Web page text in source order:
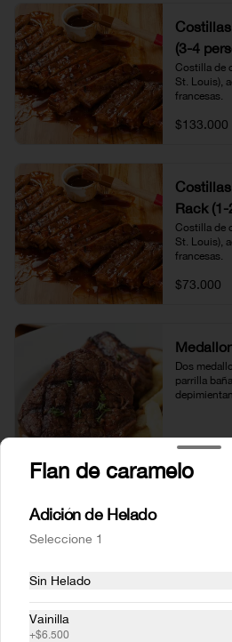
(3-4
Costilla de
St. Louis),
francesas.
$133.000
Rack
Costilla de
St. Louis),
francesas.
$73.000
Dos
parrilla
$59.500
Dos
$61.500
Flan de caramelo
Adición de Helado
Seleccione 1
Sin Helado
Vainilla
+$6.500